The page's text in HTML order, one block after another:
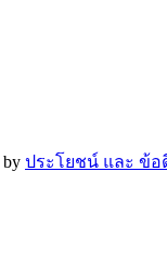
by ประโยชน์ และ ข้อ